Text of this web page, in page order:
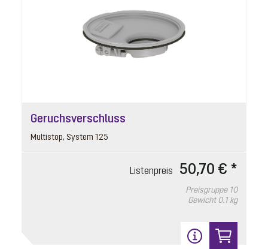
Geruchsverschluss
Multistop, System 125
Listenpreis 50,70 € *
Preisgruppe 10
Gewicht 0.1 kg